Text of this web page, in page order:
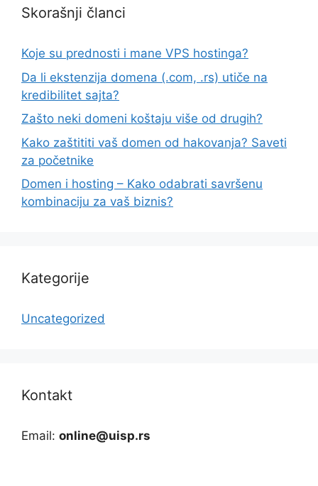
Skorašnji članci
Koje su prednosti i mane VPS hostinga?
Da li ekstenzija domena (.com, .rs) utiče na
kredibilitet sajta?
Zašto neki domeni koštaju više od drugih?
Kako zaštititi vaš domen od hakovanja? Saveti
za početnike
Domen i hosting – Kako odabrati savršenu
kombinaciju za vaš biznis?
Kategorije
Uncategorized
Kontakt
Email: online@uisp.rs